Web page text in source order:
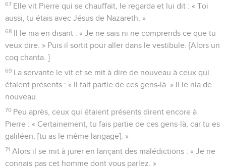
67 Elle vit Pierre qui se chauffait, le regarda et lui dit : « Toi
aussi, tu étais avec Jésus de Nazareth. »
68 Il le nia en disant : « Je ne sais ni ne comprends ce que tu
veux dire. » Puis il sortit pour aller dans le vestibule. [Alors un
coq chanta. ]
69 La servante le vit et se mit à dire de nouveau à ceux qui
étaient présents : « Il fait partie de ces gens-là. » Il le nia de
nouveau.
70 Peu après, ceux qui étaient présents dirent encore à
Pierre : « Certainement, tu fais partie de ces gens-là, car tu es
galiléen, [tu as le même langage]. »
71 Alors il se mit à jurer en lançant des malédictions : « Je ne
connais pas cet homme dont vous parlez. »